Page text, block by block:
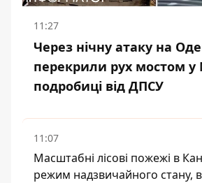
11:27
Через нічну атаку на
перекрили рух мостом у
подробиці від ДПСУ
11:07
Масштабні лісові пожежі в
режим надзвичайного стану,